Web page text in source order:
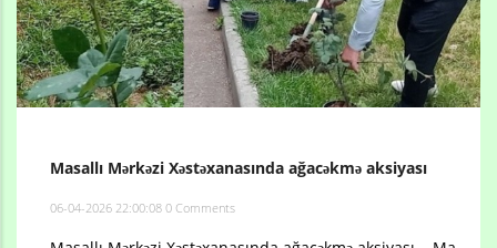
Masallı Mərkəzi Xəstəxanasında ağacəkmə aksiyası
06-04-2026 22:00:08 0 Comments